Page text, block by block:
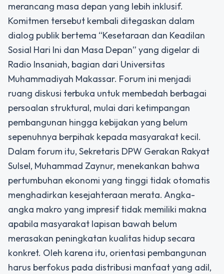
merancang masa depan yang lebih inklusif.
Komitmen tersebut kembali ditegaskan dalam
dialog publik bertema “Kesetaraan dan Keadilan
Sosial Hari Ini dan Masa Depan” yang digelar di
Radio Insaniah, bagian dari Universitas
Muhammadiyah Makassar. Forum ini menjadi
ruang diskusi terbuka untuk membedah berbagai
persoalan struktural, mulai dari ketimpangan
pembangunan hingga kebijakan yang belum
sepenuhnya berpihak kepada masyarakat kecil.
Dalam forum itu, Sekretaris DPW Gerakan Rakyat
Sulsel, Muhammad Zaynur, menekankan bahwa
pertumbuhan ekonomi yang tinggi tidak otomatis
menghadirkan kesejahteraan merata. Angka-
angka makro yang impresif tidak memiliki makna
apabila masyarakat lapisan bawah belum
merasakan peningkatan kualitas hidup secara
konkret. Oleh karena itu, orientasi pembangunan
harus berfokus pada distribusi manfaat yang adil,